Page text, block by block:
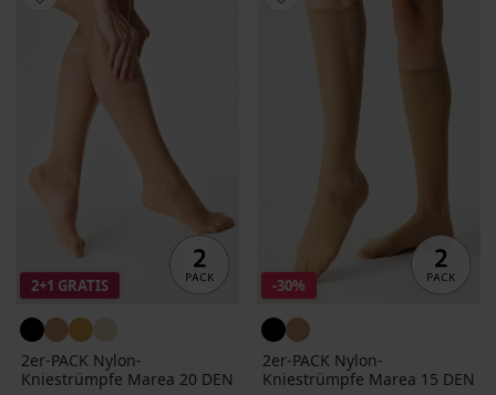
2+1 GRATIS
2er-PACK Nylon-
Kniestrümpfe Marea 20 DEN
-30%
2er-PACK Nylon-
Kniestrümpfe Marea 15 DEN